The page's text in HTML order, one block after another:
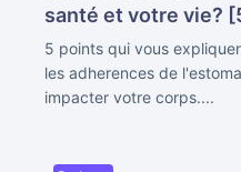
santé et votre vie?
5 points qui vous
les adherences de
impacter votre corps....